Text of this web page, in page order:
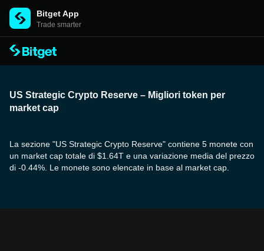
Bitget App
Trade smarter
US Strategic Crypto Reserve – Migliori token per
market cap
La sezione "US Strategic Crypto Reserve" contiene 5 monete con
un market cap totale di $1.64T e una variazione media del prezzo
di -0.44%. Le monete sono elencate in base al market cap.